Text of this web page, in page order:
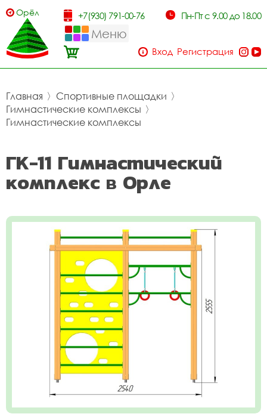
Орёл +7(930) 791-00-76 Пн-Пт с 9.00 до 18.00
Меню
Вход Регистрация
Главная 〉 Спортивные площадки 〉
Гимнастические комплексы 〉
Гимнастические комплексы
ГК-11 Гимнастический
комплекс в Орле